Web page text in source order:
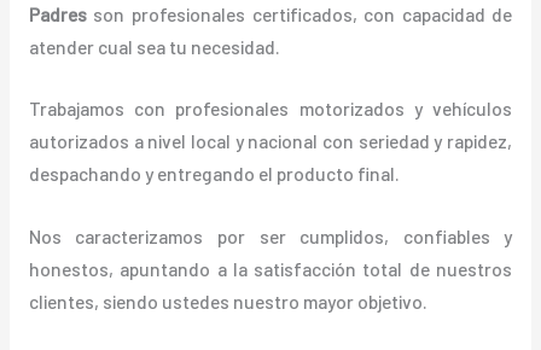
Padresson profesionales certificados, con capacidad de
atender cual sea tu necesidad.
Trabajamos con profesionales motorizados y vehículos
autorizados a nivel local y nacional con seriedad y rapidez,
despachando y entregando el producto final.
Nos caracterizamos por ser cumplidos, confiables y
honestos, apuntando a la satisfacción total de nuestros
clientes, siendo ustedes nuestro mayor objetivo.